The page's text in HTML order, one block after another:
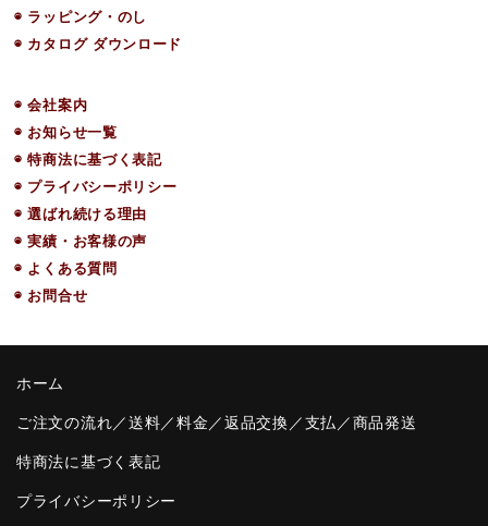
◉ ラッピング・のし
◉ カタログ ダウンロード
◉ 会社案内
◉ お知らせ一覧
◉ 特商法に基づく表記
◉ プライバシーポリシー
◉ 選ばれ続ける理由
◉ 実績・お客様の声
◉ よくある質問
◉ お問合せ
ホーム
ご注文の流れ／送料／料金／返品交換／支払／商品発送
特商法に基づく表記
プライバシーポリシー